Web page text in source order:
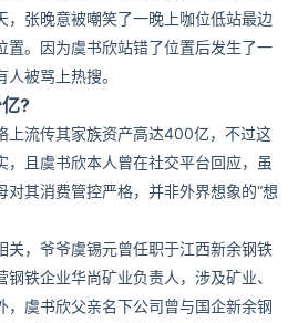
，张晚意被嘲笑了一晚上咖位低站最边
置。因为虞书欣站错了位置后发生了一
被骂上热搜。
?
上流传其家族资产高达400亿，不过这
，且虞书欣本人曾在社交平台回应，虽
对其消费管控严格，并非外界想象的“想
关，爷爷虞锡元曾任职于江西新余钢铁
铁企业华尚矿业负责人，涉及矿业、
，虞书欣父亲名下公司曾与国企新余钢